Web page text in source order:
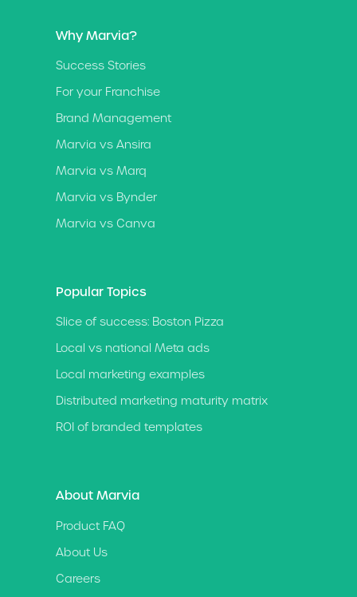
Why Marvia?
Success Stories
For your Franchise
Brand Management
Marvia vs Ansira
Marvia vs Marq
Marvia vs Bynder
Marvia vs Canva
Popular Topics
Slice of success: Boston Pizza
Local vs national Meta ads
Local marketing examples
Distributed marketing maturity matrix
ROI of branded templates
About Marvia
Product FAQ
About Us
Careers